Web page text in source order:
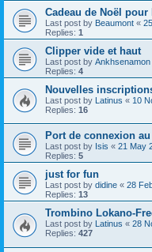
Cadeau de Noël
Last post by Beaumont «
Replies: 1
Clipper vide et haut
Last post by Ankhsenamon
Replies: 4
Nouvelles
Last post by Latinus « 10
Replies: 16
Port de connexion
Last post by Isis « 21 May
Replies: 5
just for fun
Last post by didine « 28
Replies: 13
Trombino Lokano-
Last post by Latinus « 28
Replies: 427